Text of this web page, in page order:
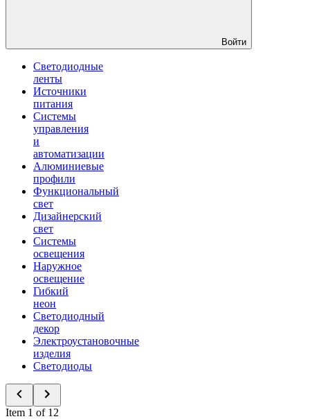
Войти
Светодиодные
ленты
Источники
питания
Системы
управления
и
автоматизации
Алюминиевые
профили
Функциональный
свет
Дизайнерский
свет
Системы
освещения
Наружное
освещение
Гибкий
неон
Светодиодный
декор
Электроустановочные
изделия
Светодиоды
Item 1 of 12